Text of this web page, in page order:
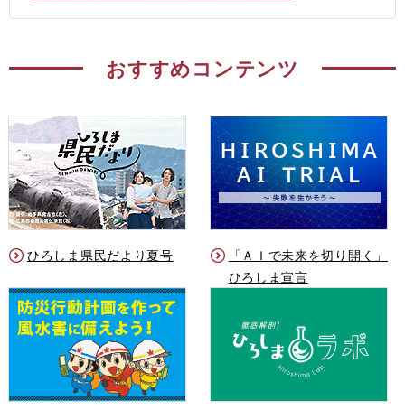
おすすめコンテンツ
ひろしま県民だより夏号
「ＡＩで未来を切り開く」
ひろしま宣言